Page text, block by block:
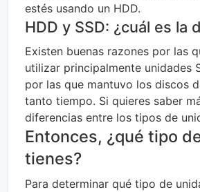
estés usando un HDD.
HDD y SSD: ¿cuál es la
Existen buenas razones por las
utilizar principalmente unidades
por las que mantuvo los discos
tanto tiempo. Si quieres saber
diferencias entre los tipos de
Entonces, ¿qué tipo
tienes?
Para determinar qué tipo de